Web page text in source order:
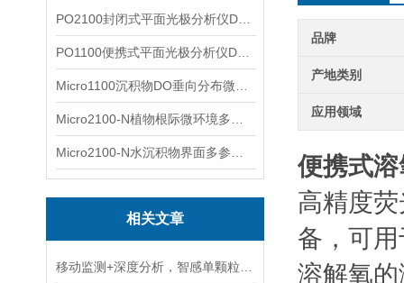
相关文章
品牌
产地类别
应用领域
便携式
高精度
备，可
溶解氧